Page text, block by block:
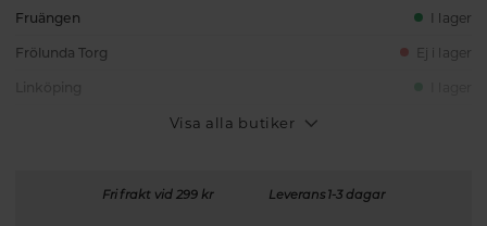
Fruängen I lager
Frölunda Torg Ej i lager
Visa alla butiker
Fri frakt vid 299 kr Leverans 1-3 dagar